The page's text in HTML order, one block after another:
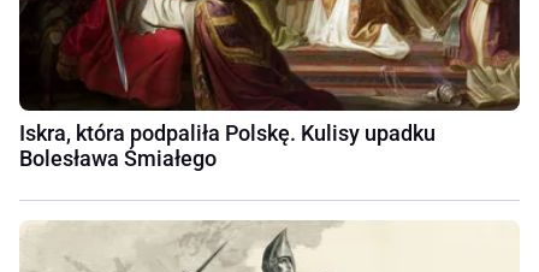
Iskra, która podpaliła Polskę. Kulisy upadku
Bolesława Śmiałego